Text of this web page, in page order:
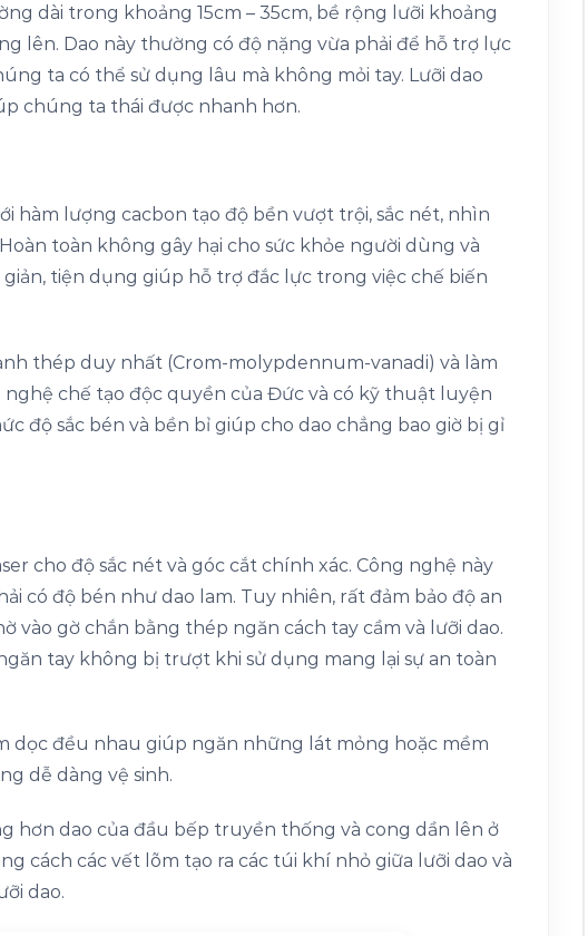
dài trong khoảng 15cm – 35cm, bề rộng lưỡi khoảng
lên. Dao này thường có độ nặng vừa phải để hỗ trợ lực
ta có thể sử dụng lâu mà không mỏi tay. Lưỡi dao
chúng ta thái được nhanh hơn.
hàm lượng cacbon tạo độ bền vượt trội, sắc nét, nhìn
toàn không gây hại cho sức khỏe người dùng và
tiện dụng giúp hỗ trợ đắc lực trong việc chế biến
thép duy nhất (Crom-molypdennum-vanadi) và làm
chế tạo độc quyền của Đức và có kỹ thuật luyện
độ sắc bén và bền bỉ giúp cho dao chẳng bao giờ bị gỉ
cho độ sắc nét và góc cắt chính xác. Công nghệ này
có độ bén như dao lam. Tuy nhiên, rất đảm bảo độ an
vào gờ chắn bằng thép ngăn cách tay cầm và lưỡi dao.
tay không bị trượt khi sử dụng mang lại sự an toàn
dọc đều nhau giúp ngăn những lát mỏng hoặc mềm
dễ dàng vệ sinh.
hơn dao của đầu bếp truyền thống và cong dần lên ở
cách các vết lõm tạo ra các túi khí nhỏ giữa lưỡi dao và
dao.